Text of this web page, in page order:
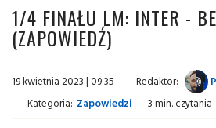
1/4 FINAŁU LM: INTER -
(ZAPOWIEDŹ)
19 kwietnia 2023 | 09:35 Redaktor:
Kategoria: Zapowiedzi 3 min. czytania